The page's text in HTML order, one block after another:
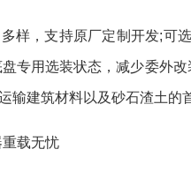
，支持原厂定制开发;可
专用选装状态，减少委外
输建筑材料以及砂石渣土的
载无忧